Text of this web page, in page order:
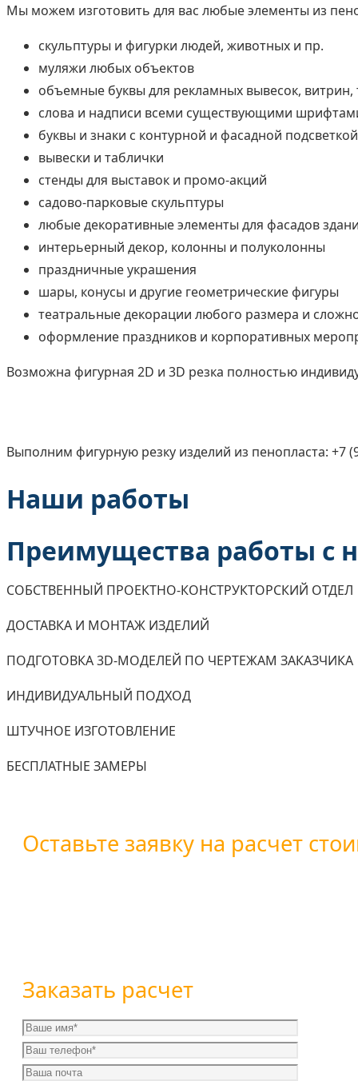
Мы можем изготовить для вас любые элементы из
скульптуры и фигурки людей, животных и пр.
муляжи любых объектов
объемные буквы для рекламных вывесок, витрин,
слова и надписи всеми существующими
буквы и знаки с контурной и фасадной подсветкой
вывески и таблички
стенды для выставок и промо-акций
садово-парковые скульптуры
любые декоративные элементы для фасадов
интерьерный декор, колонны и полуколонны
праздничные украшения
шары, конусы и другие геометрические фигуры
театральные декорации любого размера и
оформление праздников и корпоративных
Возможна фигурная 2D и 3D резка полностью
Выполним фигурную резку изделий из пенопласта: +7
Наши работы
Преимущества работы с
СОБСТВЕННЫЙ ПРОЕКТНО-КОНСТРУКТОРСКИЙ ОТДЕЛ
ДОСТАВКА И МОНТАЖ ИЗДЕЛИЙ
ПОДГОТОВКА 3D-МОДЕЛЕЙ ПО ЧЕРТЕЖАМ ЗАКАЗЧИКА
ИНДИВИДУАЛЬНЫЙ ПОДХОД
ШТУЧНОЕ ИЗГОТОВЛЕНИЕ
БЕСПЛАТНЫЕ ЗАМЕРЫ
Оставьте заявку на расчет
Заказать расчет